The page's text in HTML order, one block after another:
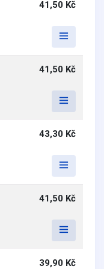
41,50 Kč
41,50 Kč
43,30 Kč
41,50 Kč
39,90 Kč